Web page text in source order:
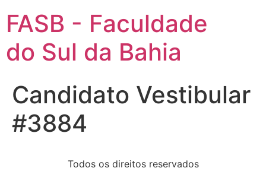
FASB - Faculdade
do Sul da Bahia
Candidato Vestibular
#3884
Todos os direitos reservados